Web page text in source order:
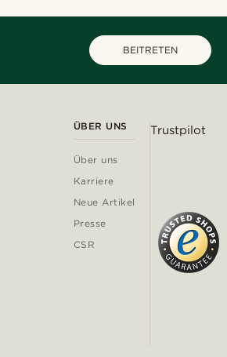
BEITRETEN
ÜBER UNS
Über uns
Karriere
Neue Artikel
Presse
CSR
Trustpilot